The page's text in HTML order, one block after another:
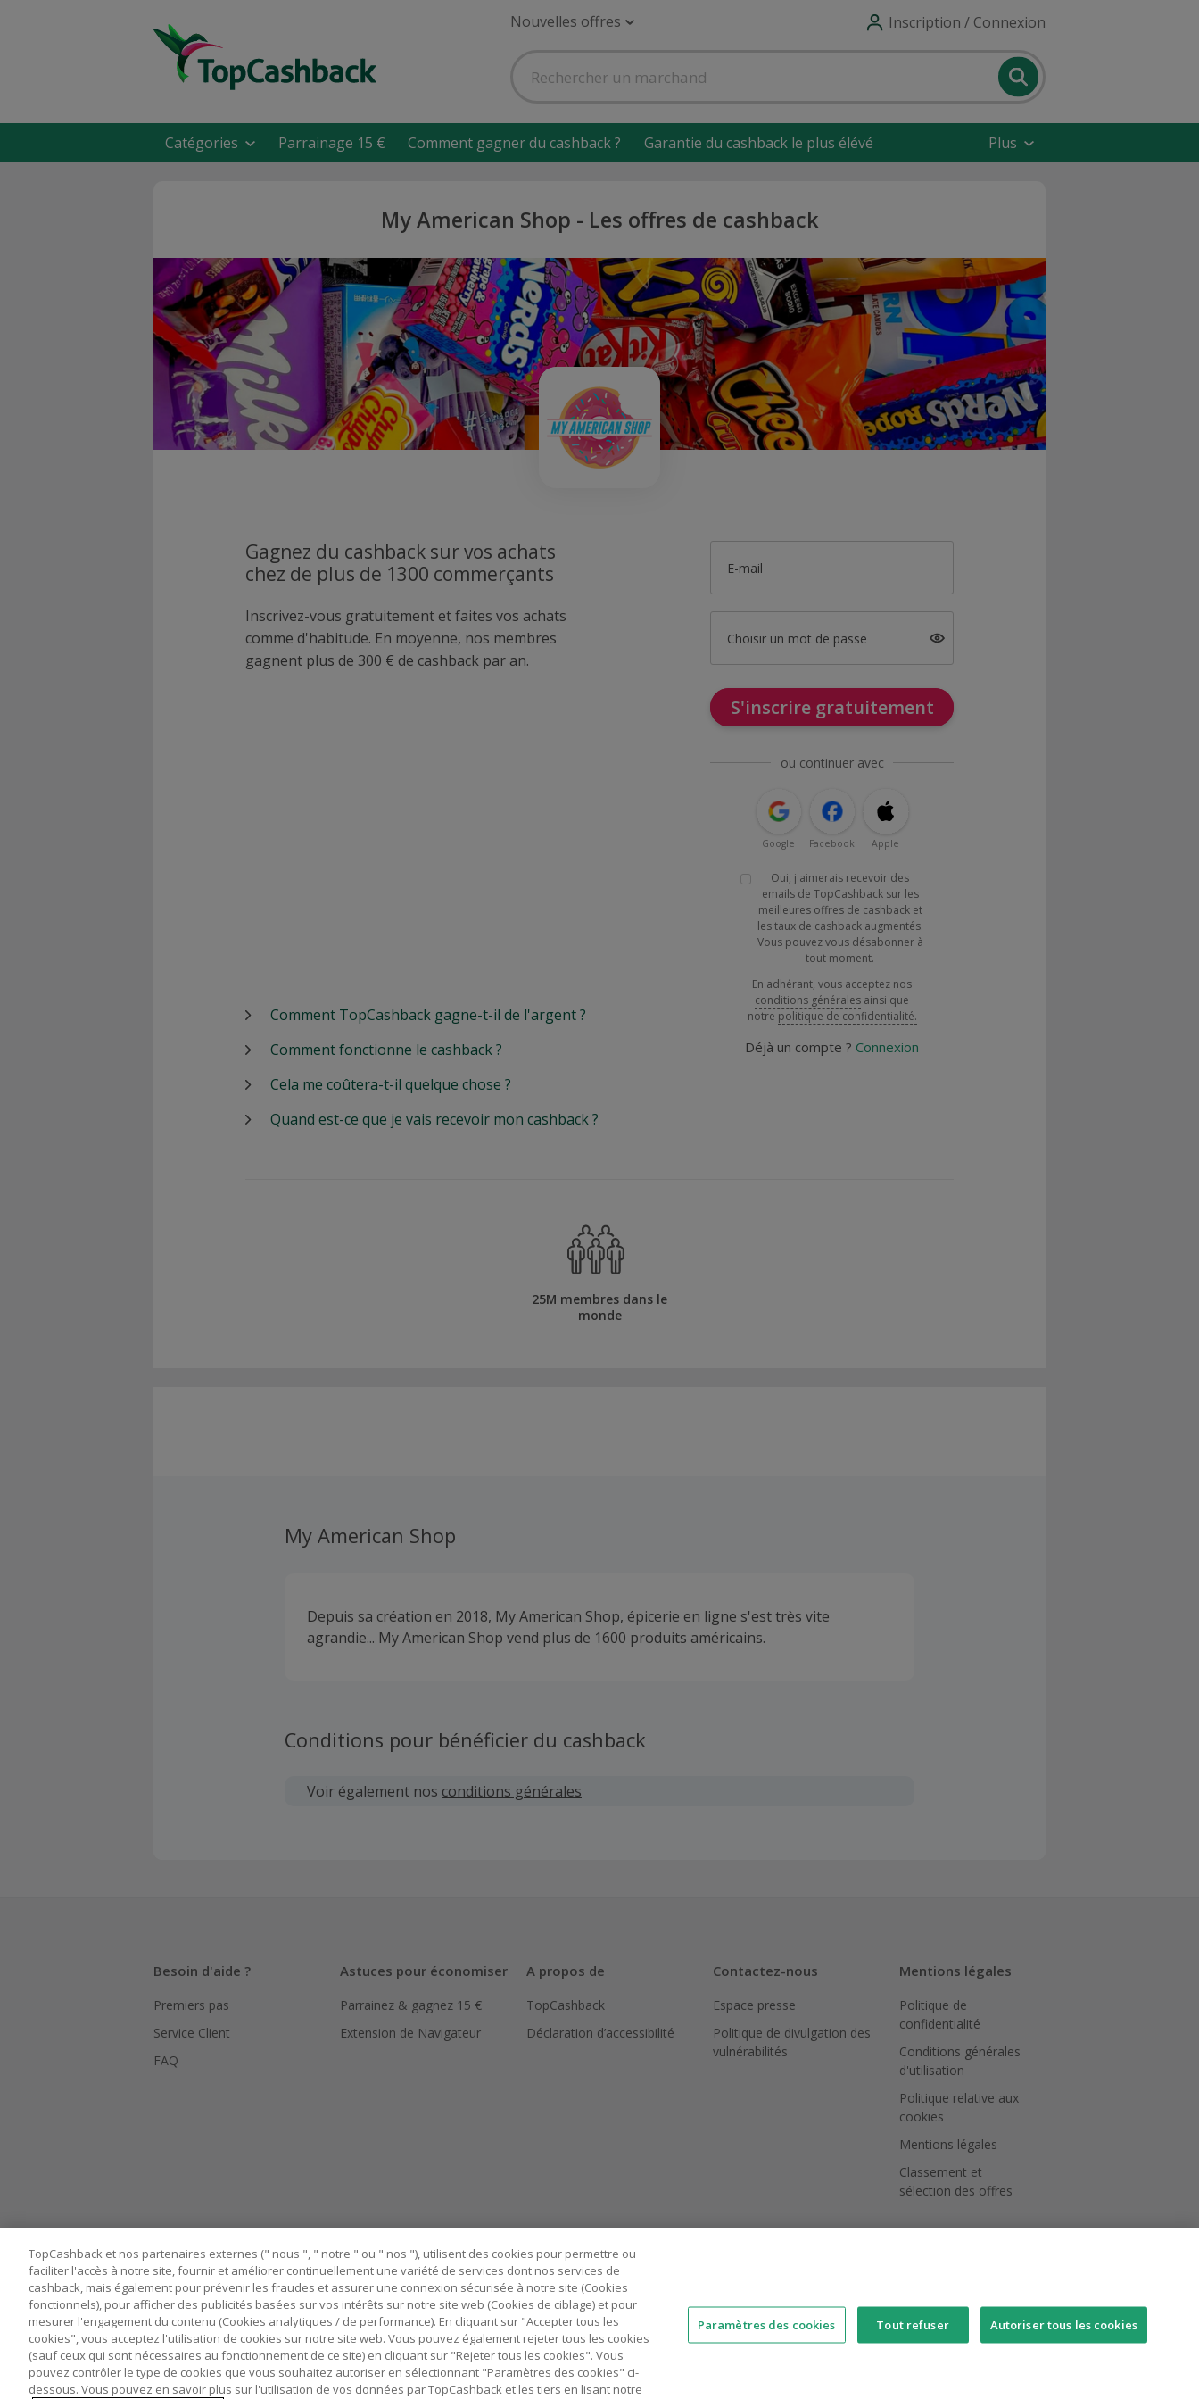
Nouvelles offres Inscription / Connexion
Catégories Parrainage 15 € Comment gagner du cashback ? Garantie du cashback le plus élévé Plus
My American Shop - Les offres de cashback
Gagnez du cashback sur vos achats
chez de plus de 1300 commerçants
Inscrivez-vous gratuitement et faites vos achats
comme d'habitude. En moyenne, nos membres
gagnent plus de 300 € de cashback par an.
E-mail
Choisir un mot de passe
S'inscrire gratuitement
ou continuer avec
Google Facebook Apple
Oui, j'aimerais recevoir des
emails de TopCashback sur les
meilleures offres de cashback et
les taux de cashback augmentés.
Vous pouvez vous désabonner à
tout moment.
En adhérant, vous acceptez nos
conditions générales ainsi que
notre politique de confidentialité.
Déjà un compte ? Connexion
Comment TopCashback gagne-t-il de l'argent ?
Comment fonctionne le cashback ?
Cela me coûtera-t-il quelque chose ?
Quand est-ce que je vais recevoir mon cashback ?
25M membres dans le
monde
My American Shop
Depuis sa création en 2018, My American Shop, épicerie en ligne s'est très vite
agrandie... My American Shop vend plus de 1600 produits américains.
Conditions pour bénéficier du cashback
Voir également nos conditions générales
Besoin d'aide ?
Premiers pas
Service Client
FAQ
Astuces pour économiser
Parrainez & gagnez 15 €
Extension de Navigateur
A propos de
TopCashback
Déclaration d’accessibilité
Contactez-nous
Espace presse
Politique de divulgation des
vulnérabilités
Mentions légales
Politique de
confidentialité
Conditions générales
d'utilisation
Politique relative aux
cookies
Mentions légales
Classement et
sélection des offres
Nos sites UK US CN JP DE AU IT ES
© 2005 - 2026 TopCashback Group Limited
TopCashback et nos partenaires externes (" nous ", " notre " ou " nos "), utilisent des cookies pour permettre ou
faciliter l'accès à notre site, fournir et améliorer continuellement une variété de services dont nos services de
cashback, mais également pour prévenir les fraudes et assurer une connexion sécurisée à notre site (Cookies
fonctionnels), pour afficher des publicités basées sur vos intérêts sur notre site web (Cookies de ciblage) et pour
mesurer l'engagement du contenu (Cookies analytiques / de performance). En cliquant sur "Accepter tous les
cookies", vous acceptez l'utilisation de cookies sur notre site web. Vous pouvez également rejeter tous les cookies
(sauf ceux qui sont nécessaires au fonctionnement de ce site) en cliquant sur "Rejeter tous les cookies". Vous
pouvez contrôler le type de cookies que vous souhaitez autoriser en sélectionnant "Paramètres des cookies" ci-
dessous. Vous pouvez en savoir plus sur l'utilisation de vos données par TopCashback et les tiers en lisant notre
Paramètres des cookies Tout refuser Autoriser tous les cookies